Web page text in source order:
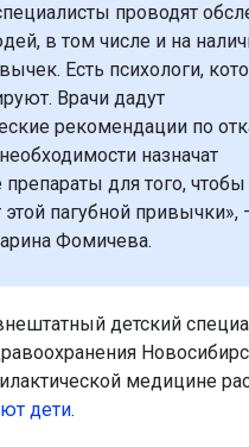
проводят
в том числе и на
Есть психологи,
Врачи дадут
рекомендации по
назначат
для того,
этой пагубной привычки»,
Фомичева.
детский
медицине
дети.